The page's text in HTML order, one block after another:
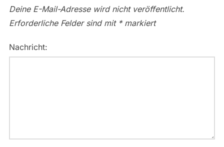
Deine E-Mail-Adresse wird nicht veröffentlicht.
Erforderliche Felder sind mit *markiert
Nachricht: